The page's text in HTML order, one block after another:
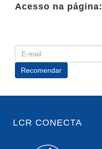
Acesso na página:
LCR CONECTA